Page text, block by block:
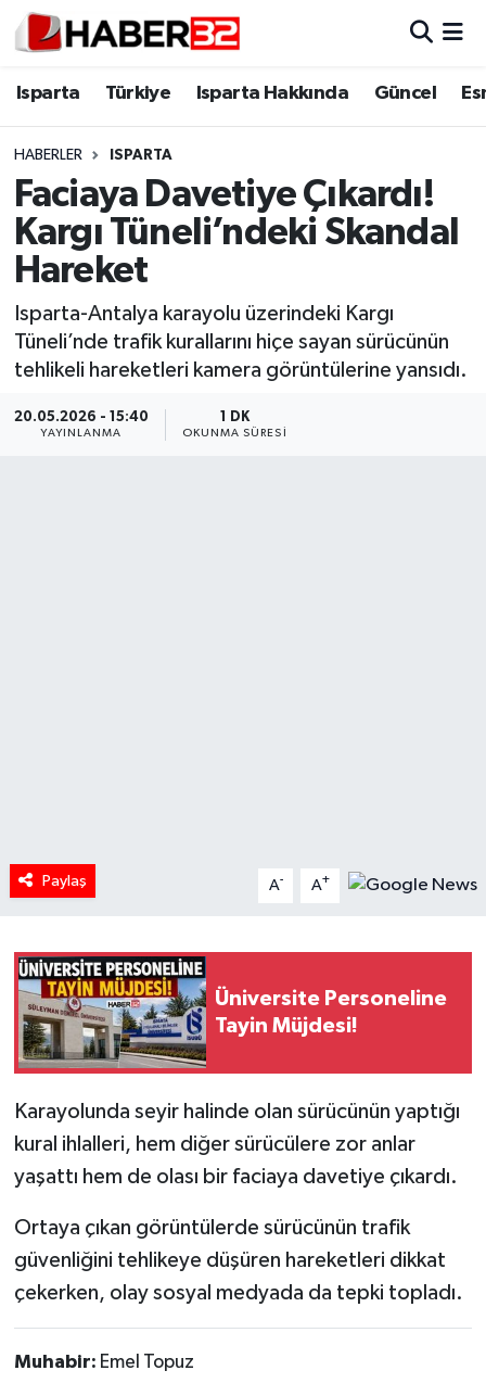
Isparta Türkiye Isparta Hakkında Güncel
HABERLER ISPARTA
Faciaya Davetiye Çıkardı!
Kargı Tüneli’ndeki Skandal
Hareket
Isparta-Antalya karayolu üzerindeki Kargı
Tüneli’nde trafik kurallarını hiçe sayan sürücünün
tehlikeli hareketleri kamera görüntülerine yansıdı.
20.05.2026 - 15:40
YAYINLANMA
1 DK
OKUNMA SÜRESI
Paylaş A- A+
Üniversite Personeline
Tayin Müjdesi!
Karayolunda seyir halinde olan sürücünün yaptığı
kural ihlalleri, hem diğer sürücülere zor anlar
yaşattı hem de olası bir faciaya davetiye çıkardı.
Ortaya çıkan görüntülerde sürücünün trafik
güvenliğini tehlikeye düşüren hareketleri dikkat
çekerken, olay sosyal medyada da tepki topladı.
Muhabir: Emel Topuz
Isparta
Esnaf Diyor ki;
ASAYİŞ
BİLİM VE TEKNOLOJİ
EĞİTİM
GENEL
Spor
Tarihi Yapılarımız
Teknoloji
Türkiye
Yerel
İletişim
Künye
Isparta Nöbetçi Eczaneler
Isparta Trafik Yoğunluk Haritası
Süper Lig Puan Durumu ve Fikstür
Tüm Manşetler
Son Dakika Haberleri
Haber Arşivi